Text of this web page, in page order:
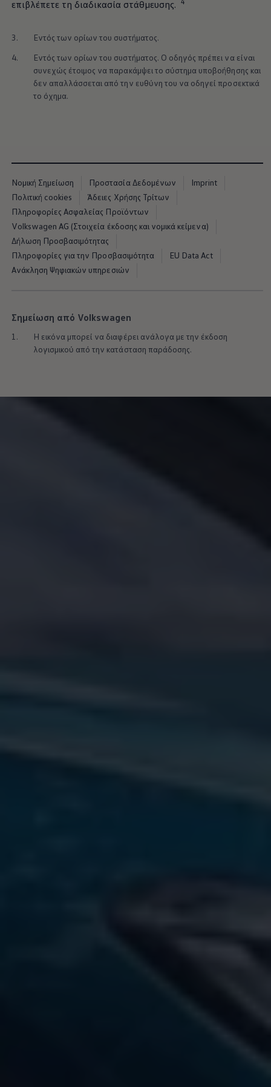
επιβλέπετε τη διαδικασία στάθμευσης.
3.
Εντός των ορίων του συστήματος.
4.
Εντός των ορίων του συστήματος. Ο οδηγός πρέπει να είναι
συνεχώς έτοιμος να παρακάμψει το σύστημα υποβοήθησης και
δεν απαλλάσσεται από την ευθύνη του να οδηγεί προσεκτικά
το όχημα.
Νομική Σημείωση Προστασία Δεδομένων
Imprint
Πολιτική cookies
Άδειες Χρήσης Τρίτων
Πληροφορίες Ασφαλείας Προϊόντων
Volkswagen AG (Στοιχεία έκδοσης και νομικά κείμενα)
Δήλωση Προσβασιμότητας
Πληροφορίες για την Προσβασιμότητα
EU Data Act
Ανάκληση Ψηφιακών υπηρεσιών
Σημείωση από Volkswagen
1.
Η εικόνα μπορεί να διαφέρει ανάλογα με την έκδοση
λογισμικού από την κατάσταση παράδοσης.